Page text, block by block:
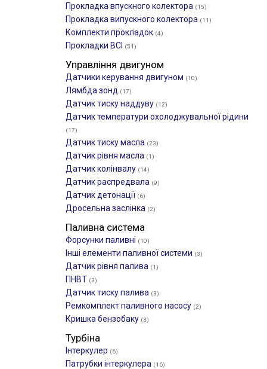
Прокладка впускного колектора (15)
Прокладка випускного колектора (11)
Комплекти прокладок (4)
Прокладки ВСІ (51)
Управління двигуном
Датчики керування двигуном (10)
Лямбда зонд (17)
Датчик тиску наддуву (12)
Датчик температури охолоджувальної рідини
(17)
Датчик тиску масла (23)
Датчик рівня масла (1)
Датчик колінвалу (14)
Датчик распредвала (9)
Датчик детонації (6)
Дросельна заслінка (2)
Паливна система
Форсунки паливні (10)
Інші елементи паливної системи (3)
Датчик рівня палива (1)
ПНВТ (3)
Датчик тиску палива (3)
Ремкомплект паливного насосу (2)
Кришка бензобаку (3)
Турбіна
Інтеркулер (6)
Патрубки інтеркулера (16)